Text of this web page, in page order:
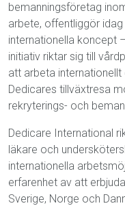
bemanningsföretag
arbete, offentliggör
internationella koncept
initiativ riktar sig till
att arbeta
Dedicares tillväxtresa
rekryterings- och
Dedicare International
läkare och
internationella
erfarenhet av att
Sverige, Norge och